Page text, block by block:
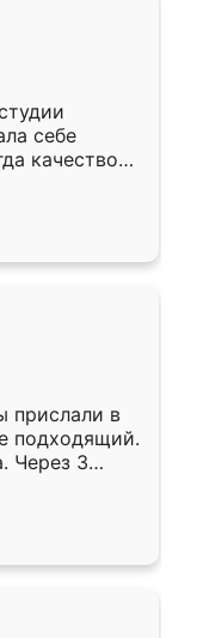
себе
качеством
уже почти
прислали в
подходящий.
Через 3
Остались